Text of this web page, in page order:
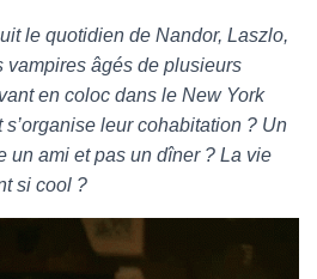
le quotidien de Nandor, Laszlo,
vampires âgés de plusieurs
en coloc dans le New York
s’organise leur cohabitation ? Un
un ami et pas un dîner ? La vie
si cool ?